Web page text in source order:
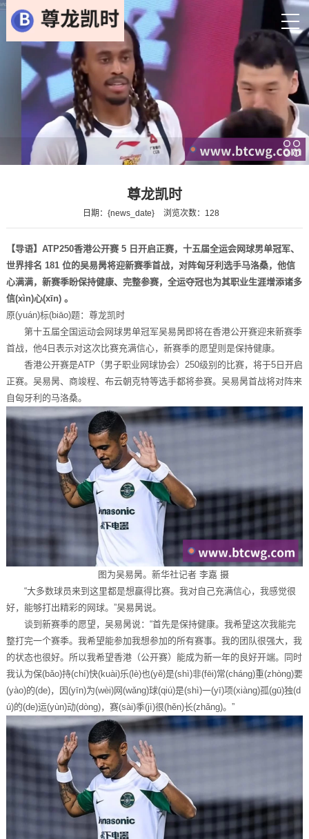
尊龙凯时
日期：{news_date} 浏览次数：128
【导语】ATP250香港公开赛 5 日开启正赛，十五届全运会网球男单冠军、
世界排名 181 位的吴易昺将迎新赛季首战，对阵匈牙利选手马洛桑，他信
心满满，新赛季盼保持健康、完整参赛，全运夺冠也为其职业生涯增添诸多
信(xìn)心(xīn) 。
原(yuán)标(biāo)题：尊龙凯时
第十五届全国运动会网球男单冠军吴易昺即将在香港公开赛迎来新赛季
首战，他4日表示对这次比赛充满信心，新赛季的愿望则是保持健康。
香港公开赛是ATP（男子职业网球协会）250级别的比赛，将于5日开启
正赛。吴易昺、商竣程、布云朝克特等选手都将参赛。吴易昺首战将对阵来
自匈牙利的马洛桑。
图为吴易昺。新华社记者 李嘉 摄
“大多数球员来到这里都是想赢得比赛。我对自己充满信心，我感觉很
好，能够打出精彩的网球。”吴易昺说。
谈到新赛季的愿望，吴易昺说：“首先是保持健康。我希望这次我能完
整打完一个赛季。我希望能参加我想参加的所有赛事。我的团队很强大，我
的状态也很好。所以我希望香港（公开赛）能成为新一年的良好开端。同时
我认为保(bǎo)持(chí)快(kuài)乐(lè)也(yě)是(shì)非(fēi)常(cháng)重(zhòng)要
(yào)的(de)，因(yīn)为(wèi)网(wǎng)球(qiú)是(shì)一(yī)项(xiàng)孤(gū)独(d
ú)的(de)运(yùn)动(dòng)，赛(sài)季(jì)很(hěn)长(zhǎng)。”